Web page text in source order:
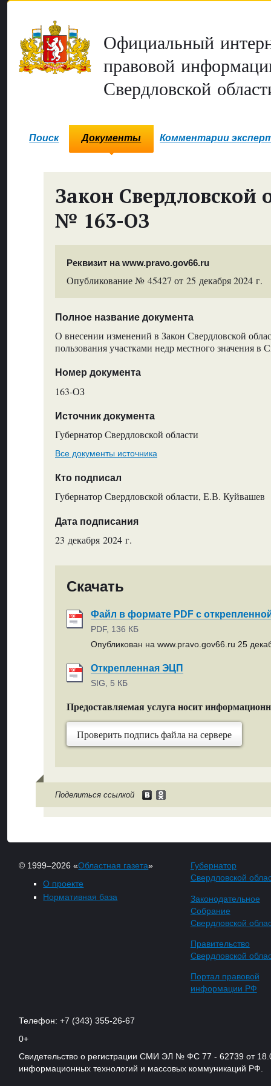
Официальный
правовой
Свердловской
Поиск Документы Комментарии
Закон Свердловской
№ 163-ОЗ
Реквизит на www.pravo.gov66.ru
Опубликование № 45427 от 25 декабря 2024 г.
Полное название документа
О внесении изменений в Закон Свердловской
пользования участками недр местного значения в
Номер документа
163-ОЗ
Источник документа
Губернатор Свердловской области
Все документы источника
Кто подписал
Губернатор Свердловской области, Е.В. Куйвашев
Дата подписания
23 декабря 2024 г.
Скачать
Файл в формате PDF с
PDF, 136 КБ
Опубликован на www.pravo.gov66.ru 25
Открепленная ЭЦП
SIG, 5 КБ
Предоставляемая услуга носит
Проверить подпись файла на сервере
Поделиться ссылкой
© 1999–2026 «Областная газета»
О проекте
Нормативная база
Губернатор
Свердловской
Законодательное
Собрание
Свердловской
Правительство
Свердловской
Портал правовой
информации РФ
Телефон: +7 (343) 355-26-67
0+
Свидетельство о регистрации СМИ ЭЛ № ФС 77 - 62739 от
информационных технологий и массовых коммуникаций РФ.